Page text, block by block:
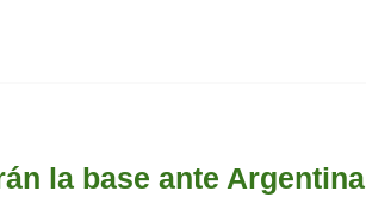
la base ante Argentina